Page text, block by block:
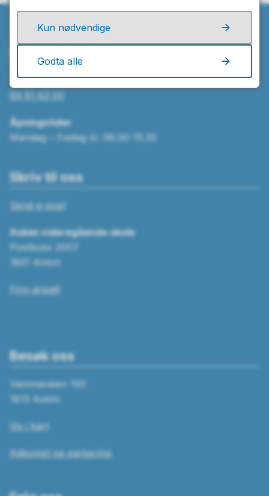
Ring oss
Telefon
69 81 63 00
Åpningstider
Mandag – fredag kl. 08.00-15.30
Skriv til oss
Send e-post
Askim videregående skole
Postboks 2007
1801 Askim
Finn ansatt
Besøk oss
Vammaveien 100
1813 Askim
Vis i kart
Adkomst og parkering
Kun nødvendige
Godta alle